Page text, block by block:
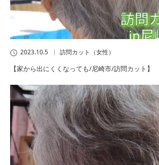
2023.10.5 訪問カット（女性）
【家から出にくくなっても/尼崎市/訪問カット】